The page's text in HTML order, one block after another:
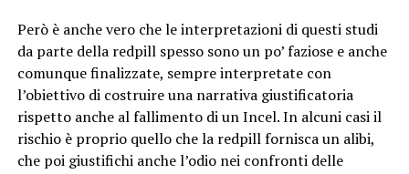
Però è anche vero che le interpretazioni di questi studi
da parte della redpill spesso sono un po’ faziose e anche
comunque finalizzate, sempre interpretate con
l’obiettivo di costruire una narrativa giustificatoria
rispetto anche al fallimento di un Incel. In alcuni casi il
rischio è proprio quello che la redpill fornisca un alibi,
che poi giustifichi anche l’odio nei confronti delle